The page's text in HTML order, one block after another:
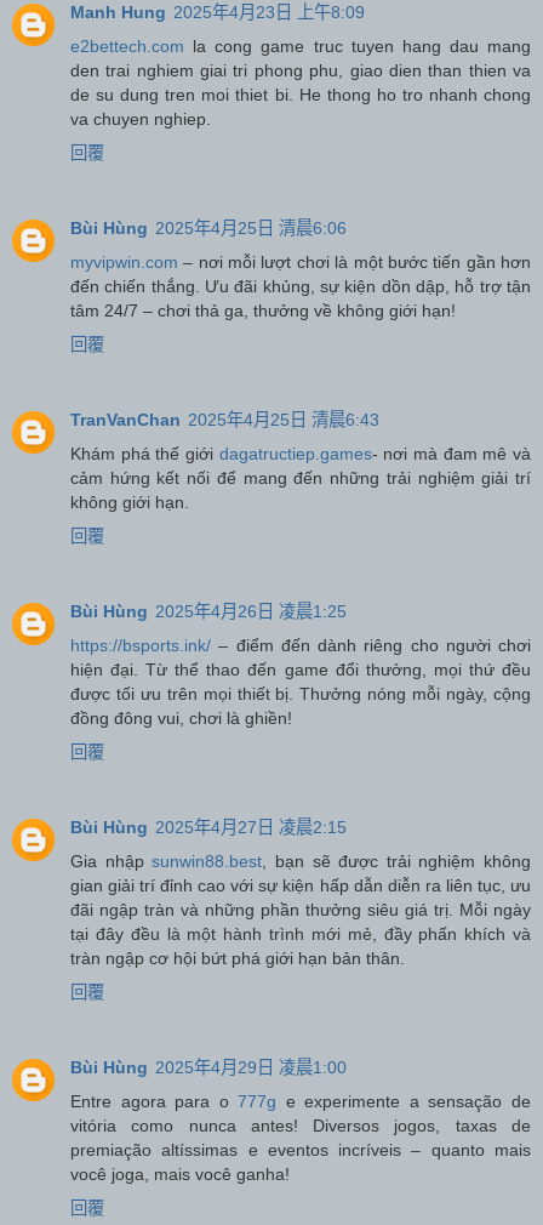
Manh Hung 2025年4月23日 上午8:09
e2bettech.com la cong game truc tuyen hang dau mang
den trai nghiem giai tri phong phu, giao dien than thien va
de su dung tren moi thiet bi. He thong ho tro nhanh chong
va chuyen nghiep.
回覆
Bùi Hùng 2025年4月25日 清晨6:06
myvipwin.com – nơi mỗi lượt chơi là một bước tiến gần hơn
đến chiến thắng. Ưu đãi khủng, sự kiện dồn dập, hỗ trợ tận
tâm 24/7 – chơi thả ga, thưởng về không giới hạn!
回覆
TranVanChan 2025年4月25日 清晨6:43
Khám phá thế giới dagatructiep.games- nơi mà đam mê và
cảm hứng kết nối để mang đến những trải nghiệm giải trí
không giới hạn.
回覆
Bùi Hùng 2025年4月26日 凌晨1:25
https://bsports.ink/ – điểm đến dành riêng cho người chơi
hiện đại. Từ thể thao đến game đổi thưởng, mọi thứ đều
được tối ưu trên mọi thiết bị. Thưởng nóng mỗi ngày, cộng
đồng đông vui, chơi là ghiền!
回覆
Bùi Hùng 2025年4月27日 凌晨2:15
Gia nhậpsunwin88.best , bạn sẽ được trải nghiệm không
gian giải trí đỉnh cao với sự kiện hấp dẫn diễn ra liên tục, ưu
đãi ngập tràn và những phần thưởng siêu giá trị. Mỗi ngày
tại đây đều là một hành trình mới mẻ, đầy phấn khích và
tràn ngập cơ hội bứt phá giới hạn bản thân.
回覆
Bùi Hùng 2025年4月29日 凌晨1:00
Entre agora para o777g e experimente a sensação de
vitória como nunca antes! Diversos jogos, taxas de
premiação altíssimas e eventos incríveis – quanto mais
você joga, mais você ganha!
回覆